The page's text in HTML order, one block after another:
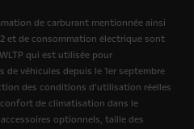
de carburant mentionnée ainsi
et de consommation électrique sont
qui est utilisée pour
de véhicules depuis le 1er septembre
des conditions d’utilisation réelles
de climatisation dans le
optionnels, taille des